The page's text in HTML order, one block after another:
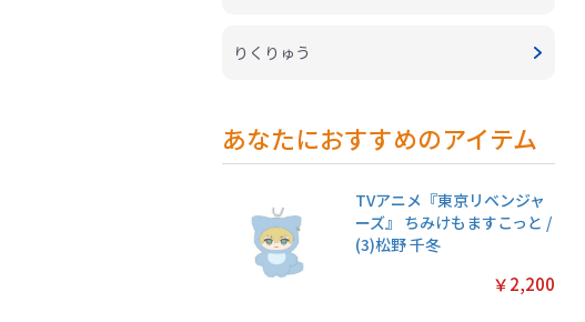
りくりゅう
あなたにおすすめのアイテム
TVアニメ『東京リベンジャ
ーズ』 ちみけもますこっと /
(3)松野 千冬
￥2,200